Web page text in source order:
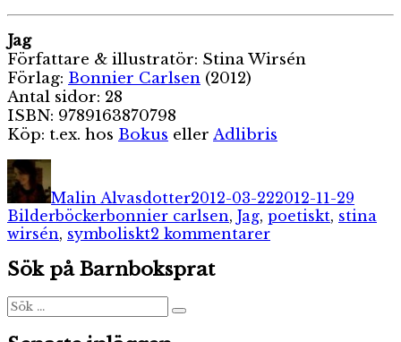
Jag
Författare & illustratör: Stina Wirsén
Förlag: Bonnier Carlsen (2012)
Antal sidor: 28
ISBN: 9789163870798
Köp: t.ex. hos Bokus eller Adlibris
Författare
Malin Alvasdotter2012-03-222012-11-29
BilderböckerEtiketter
bonnier carlsen, Jag, poetiskt, stina
wirsén, symboliskt2 kommentarertill
Sök på Barnboksprat
Sök
efter:
Sök